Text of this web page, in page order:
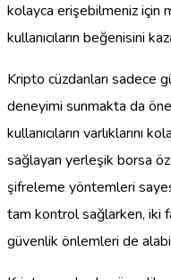
kolayca erişebilmeniz için
kullanıcıların beğenisini
Kripto cüzdanları sadece
deneyimi sunmakta da
kullanıcıların varlıklarını
sağlayan yerleşik borsa
şifreleme yöntemleri
tam kontrol sağlarken, iki
güvenlik önlemleri de